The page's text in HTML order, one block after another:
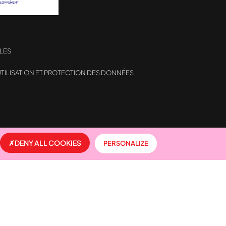
avec les réglementations. Personnalisez vos
ET PROTECTION DES DONNÉES
DENY ALL COOKIES PERSONALIZE